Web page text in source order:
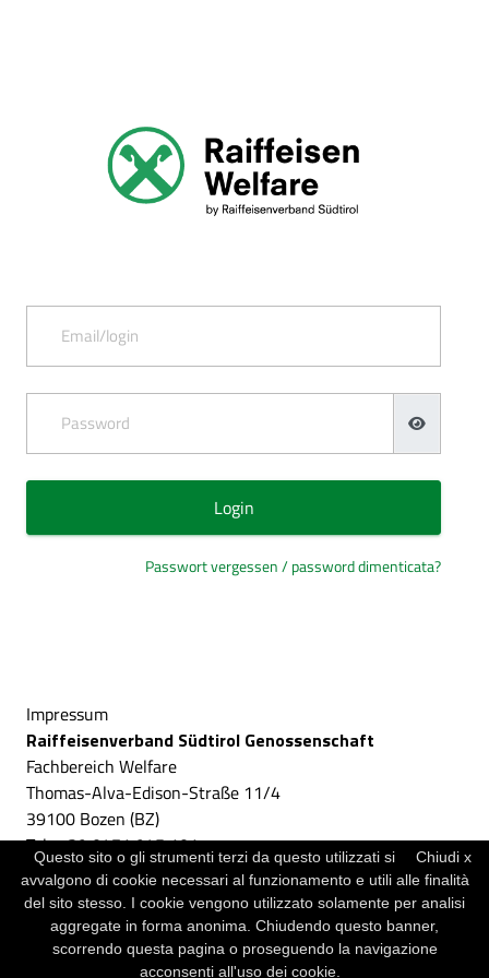
Email/login
Password
Login
Passwort vergessen / password dimenticata?
Impressum
Raiffeisenverband Südtirol Genossenschaft
Fachbereich Welfare
Thomas-Alva-Edison-Straße 11/4
39100 Bozen (BZ)
Tel.: +39 0471 945 101
Mail:info@raiffeisenwelfare.it
www:https://www.raiffeisenverband.it/de/unsere-
angebote/raiffeisen-welfare
Chiudi x
Questo sito o gli strumenti terzi da questo utilizzati si
avvalgono di cookie necessari al funzionamento e utili alle finalità
del sito stesso. I cookie vengono utilizzato solamente per analisi
aggregate in forma anonima. Chiudendo questo banner,
scorrendo questa pagina o proseguendo la navigazione
acconsenti all'uso dei cookie.